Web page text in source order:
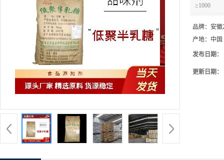
≥1000
品牌： 安徽
产地： 中国
发布日期：
更新日期：